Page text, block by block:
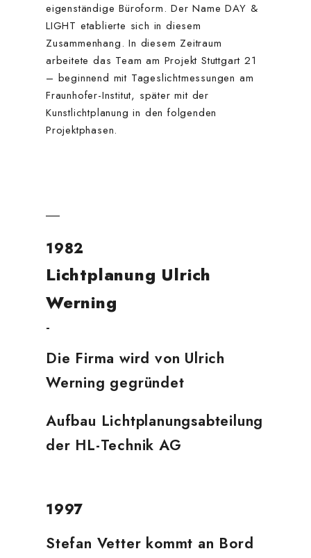
eigenständige Büroform. Der Name DAY &
LIGHT etablierte sich in diesem
Zusammenhang. In diesem Zeitraum
arbeitete das Team am Projekt Stuttgart 21
– beginnend mit Tageslichtmessungen am
Fraunhofer-Institut, später mit der
Kunstlichtplanung in den folgenden
Projektphasen.
1982
Lichtplanung Ulrich
Werning
-
Die Firma wird von Ulrich
Werning gegründet
Aufbau Lichtplanungsabteilung
der HL-Technik AG
1997
Stefan Vetter kommt an Bord